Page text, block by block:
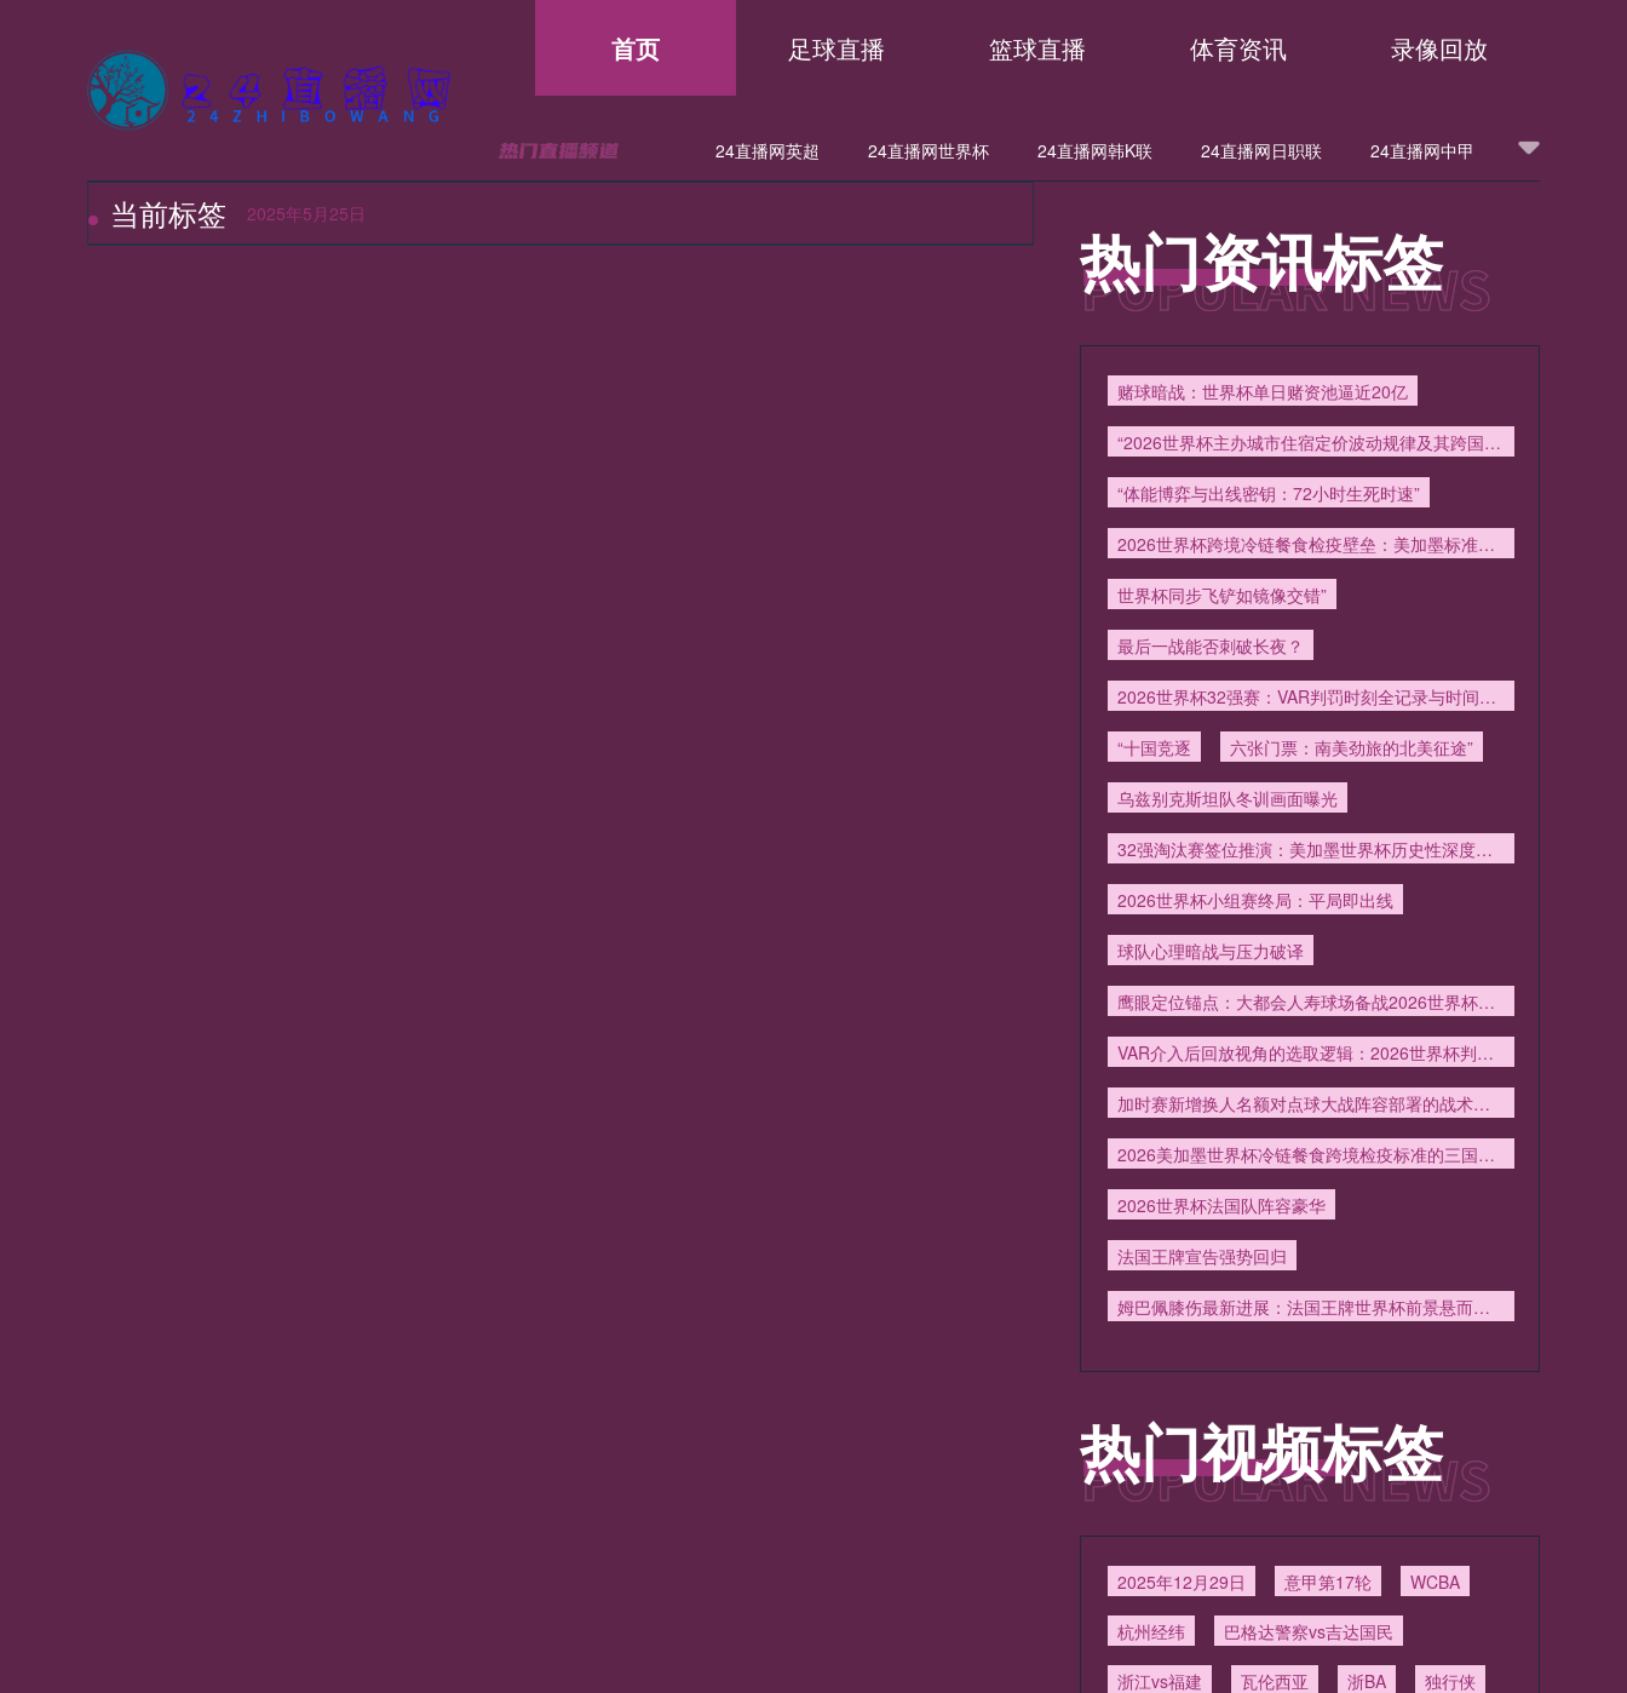
首页 足球直播 篮球直播 体育资讯 录像回放
24直播网英超 24直播网世界杯 24直播网韩K联 24直播网日职联 24直播网中甲
24直播网英超 24直播网韩K联
24直播网中超 24直播网NBA
当前标签 2025年5月25日
热门资讯标签
赌球暗战：世界杯单日赌资池逼近20亿
“2026世界杯主办城市住宿定价波动规律及其跨国传导效应分析”
“体能博弈与出线密钥：72小时生死时速”
2026世界杯跨境冷链餐食检疫壁垒：美加墨标准差异下的供应链韧性重塑
世界杯同步飞铲如镜像交错”
最后一战能否刺破长夜？
2026世界杯32强赛：VAR判罚时刻全记录与时间线拆解
“十国竞逐 六张门票：南美劲旅的北美征途”
乌兹别克斯坦队冬训画面曝光
32强淘汰赛签位推演：美加墨世界杯历史性深度首析
2026世界杯小组赛终局：平局即出线
球队心理暗战与压力破译
鹰眼定位锚点：大都会人寿球场备战2026世界杯的技术演进路径
VAR介入后回放视角的选取逻辑：2026世界杯判罚规则变革前瞻
加时赛新增换人名额对点球大战阵容部署的战术影响分析
2026美加墨世界杯冷链餐食跨境检疫标准的三国协同与差异分析
2026世界杯法国队阵容豪华
法国王牌宣告强势回归
姆巴佩膝伤最新进展：法国王牌世界杯前景悬而未决
热门视频标签
2025年12月29日 意甲第17轮 WCBA
杭州经纬 巴格达警察vs吉达国民
浙江vs福建 瓦伦西亚 浙BA 独行侠